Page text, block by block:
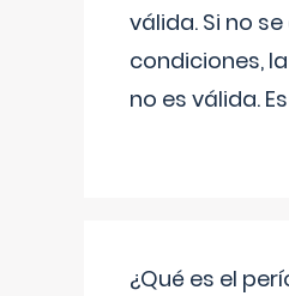
válida. Si no
condiciones,
no es válida.
¿Qué es el